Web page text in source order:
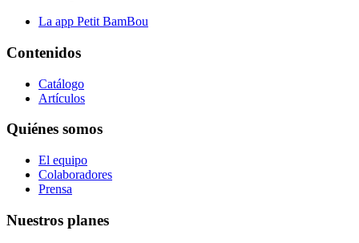
La app Petit BamBou
Contenidos
Catálogo
Artículos
Quiénes somos
El equipo
Colaboradores
Prensa
Nuestros planes